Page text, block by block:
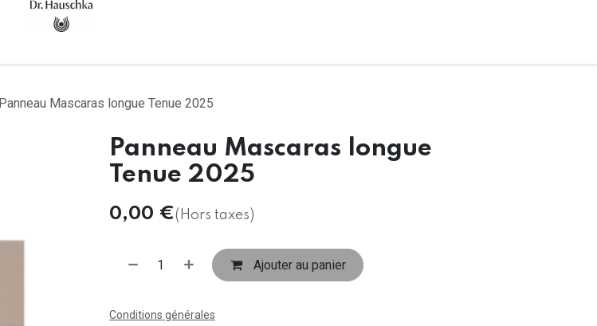
Panneau Mascaras longue Tenue 2025
Panneau Mascaras longue
Tenue 2025
0,00 €(Hors taxes)
Ajouter au panier
Conditions générales